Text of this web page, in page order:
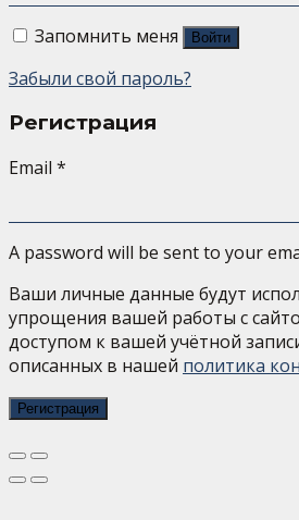
Запомнить меня Войти
Забыли свой пароль?
Регистрация
Email *
A password will be sent to your
Ваши личные данные будут
упрощения вашей работы с
доступом к вашей учётной
описанных в нашей политика
Регистрация